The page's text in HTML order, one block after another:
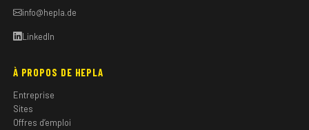
info@hepla.de
LinkedIn
À PROPOS DE HEPLA
Entreprise
Sites
Offres d’emploi